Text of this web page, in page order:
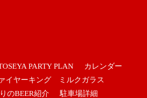
PARTY PLAN
カレンダー
イヤーキング ミルクガラス
のBEER紹介 駐車場詳細